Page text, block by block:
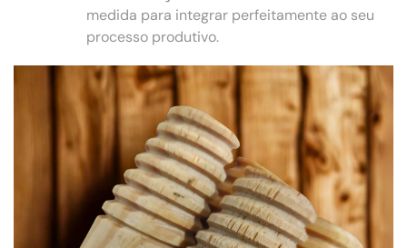
medida para integrar perfeitamente ao seu
processo produtivo.